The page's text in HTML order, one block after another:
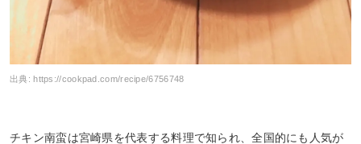
出典: https://cookpad.com/recipe/6756748
チキン南蛮は宮崎県を代表する料理で知られ、全国的にも人気が